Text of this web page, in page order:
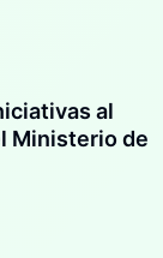
al
Ministerio de